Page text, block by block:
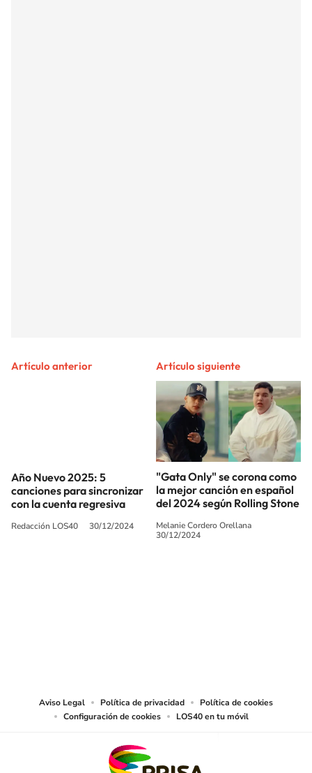
Artículo anterior
Año Nuevo 2025: 5
canciones para sincronizar
con la cuenta regresiva
Redacción LOS40 30/12/2024
Artículo siguiente
"Gata Only" se corona como
la mejor canción en español
del 2024 según Rolling Stone
Melanie Cordero Orellana
30/12/2024
Aviso Legal Política de privacidad
Política de cookies
Configuración de cookies
LOS40 en tu móvil